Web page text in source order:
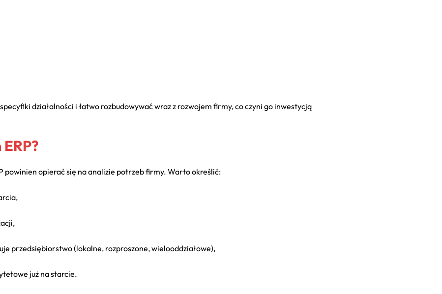
działalności i łatwo rozbudowywać wraz z rozwojem firmy, co czyni go inwestycją
powinien opierać się na analizie potrzeb firmy. Warto określić:
przedsiębiorstwo (lokalne, rozproszone, wielooddziałowe),
już na starcie.